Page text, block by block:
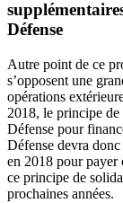
Défense
Autre point de ce
s’opposent une
opérations
2018, le principe de
Défense pour
Défense devra
en 2018 pour payer
ce principe de
prochaines années.